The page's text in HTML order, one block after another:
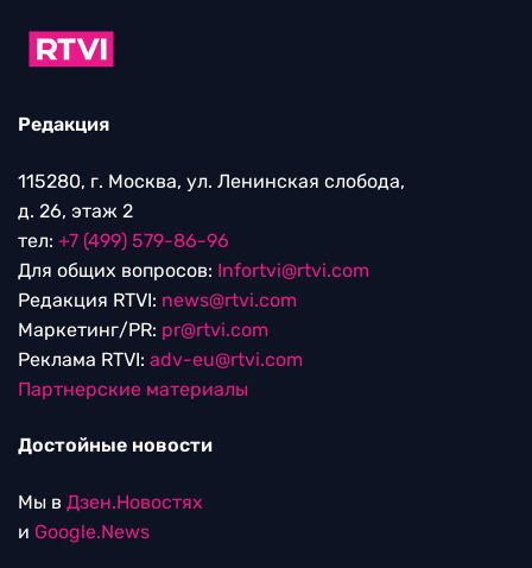
Редакция
115280, г. Москва, ул. Ленинская слобода,
д. 26, этаж 2
тел: +7 (499) 579-86-96
Для общих вопросов: Infortvi@rtvi.com
Редакция RTVI: news@rtvi.com
Маркетинг/PR: pr@rtvi.com
Реклама RTVI: adv-eu@rtvi.com
Партнерские материалы
Достойные новости
Мы в Дзен.Новостях
и Google.News